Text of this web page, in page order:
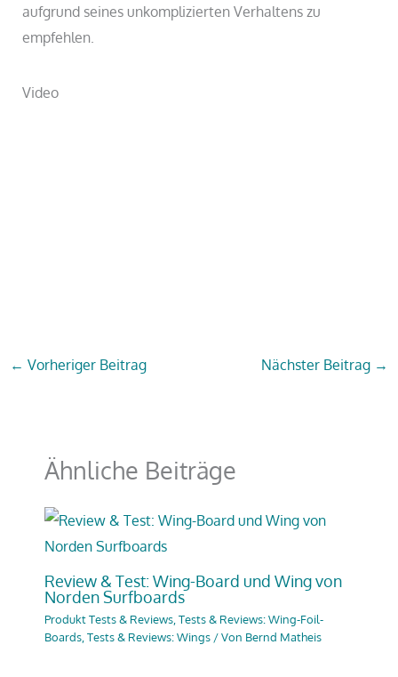
aufgrund seines unkomplizierten Verhaltens zu
empfehlen.
Video
← Vorheriger Beitrag Nächster Beitrag →
Ähnliche Beiträge
Review & Test: Wing-Board und Wing von
Norden Surfboards
Produkt Tests & Reviews,Tests & Reviews: Wing-Foil-
Boards,Tests & Reviews: Wings/ Von Bernd Matheis